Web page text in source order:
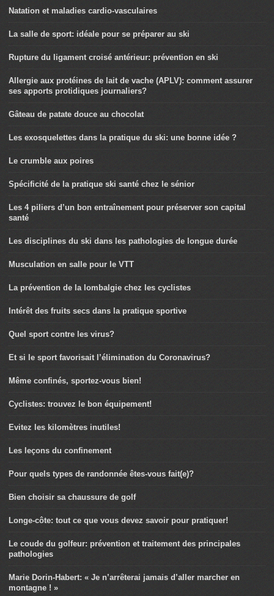
Natation et maladies cardio-vasculaires
La salle de sport: idéale pour se préparer au ski
Rupture du ligament croisé antérieur: prévention en ski
Allergie aux protéines de lait de vache (APLV): comment assurer
ses apports protidiques journaliers?
Gâteau de patate douce au chocolat
Les exosquelettes dans la pratique du ski: une bonne idée ?
Le crumble aux poires
Spécificité de la pratique ski santé chez le sénior
Les 4 piliers d’un bon entraînement pour préserver son capital
santé
Les disciplines du ski dans les pathologies de longue durée
Musculation en salle pour le VTT
La prévention de la lombalgie chez les cyclistes
Intérêt des fruits secs dans la pratique sportive
Quel sport contre les virus?
Et si le sport favorisait l’élimination du Coronavirus?
Même confinés, sportez-vous bien!
Cyclistes: trouvez le bon équipement!
Evitez les kilomètres inutiles!
Les leçons du confinement
Pour quels types de randonnée êtes-vous fait(e)?
Bien choisir sa chaussure de golf
Longe-côte: tout ce que vous devez savoir pour pratiquer!
Le coude du golfeur: prévention et traitement des principales
pathologies
Marie Dorin-Habert: « Je n’arrêterai jamais d’aller marcher en
montagne ! »